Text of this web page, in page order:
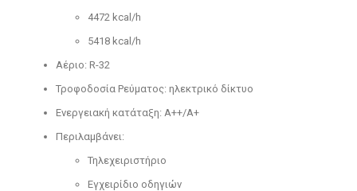
4472 kcal/h
5418 kcal/h
Αέριο: R-32
Τροφοδοσία Ρεύματος: ηλεκτρικό δίκτυο
Ενεργειακή κατάταξη: A++/A+
Περιλαμβάνει:
Τηλεχειριστήριο
Εγχειρίδιο οδηγιών